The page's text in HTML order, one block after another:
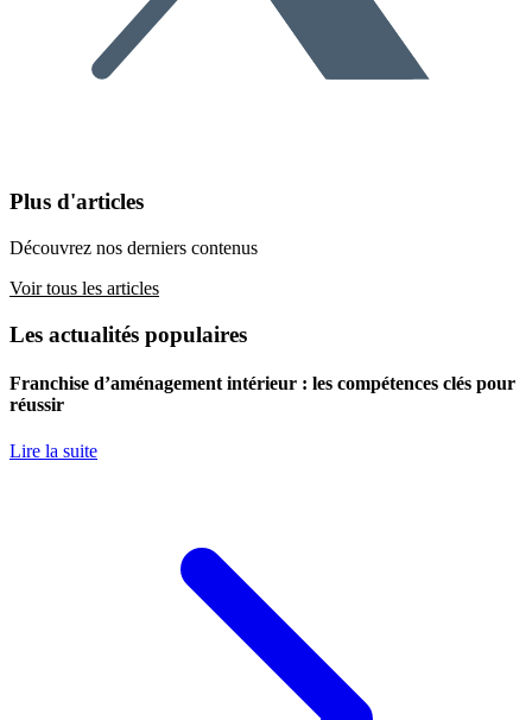
Plus d'articles
Découvrez nos derniers contenus
Voir tous les articles
Les actualités populaires
Franchise d’aménagement intérieur : les compétences clés pour
réussir
Lire la suite